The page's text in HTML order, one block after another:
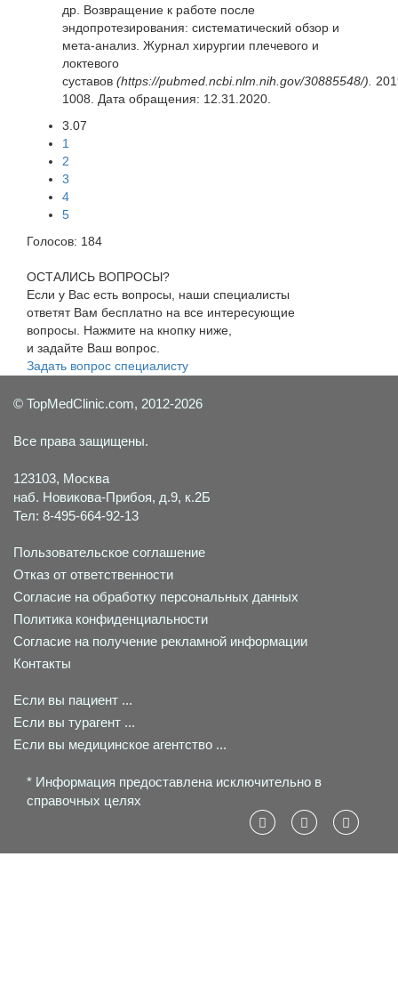
др. Возвращение к работе после
эндопротезирования: систематический обзор и
мета-анализ. Журнал хирургии плечевого и
локтевого
суставов (https://pubmed.ncbi.nlm.nih.gov/30885548/).
1008. Дата обращения: 12.31.2020.
3.07
1
2
3
4
5
Голосов: 184
ОСТАЛИСЬ ВОПРОСЫ?
Если у Вас есть вопросы, наши специалисты
ответят Вам бесплатно на все интересующие
вопросы. Нажмите на кнопку ниже,
и задайте Ваш вопрос.
Задать вопрос специалисту
© TopMedClinic.com, 2012-2026
Все права защищены.
123103, Москва
наб. Новикова-Прибоя, д.9, к.2Б
Тел: 8-495-664-92-13
Пользовательское соглашение
Отказ от ответственности
Согласие на обработку персональных данных
Политика конфиденциальности
Согласие на получение рекламной информации
Контакты
Если вы пациент ...
Если вы турагент ...
Если вы медицинское агентство ...
* Информация предоставлена исключительно в
справочных целях